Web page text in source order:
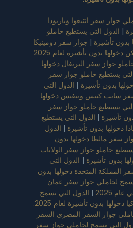
جواز سفر انتيغوا وباربودا
| الدول التي يستطيع حاملو
بدون تأشيرة | جواز سفر دومينيكا
بدون تأشيرة لعام 2025
جواز سفر البرتغال دخولها
يستطيع حاملو جواز سفر
بدون تأشيرة | الدول التي
سانت كيتس ونيفيس دخولها
يستطيع حاملو جواز سفر
تأشيرة | الدول التي يستطيع
دخولها بدون تأشيرة | الدول
سفر مالطا دخولها بدون
حاملو جواز سفر الولايات
بدون تأشيرة | الدول التي
المملكة المتحدة دخولها بدون
لحاملي جواز سفر عمان
2025
| الدول التي تسمح
بدون تأشيرة لعام 2025.
جواز السفر المصري السفر
التي تسمح لحاملي جواز سفر